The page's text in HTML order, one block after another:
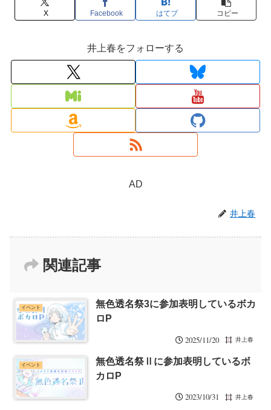
X Facebook はてブ コピー
井上春をフォローする
AD
井上春
関連記事
イベント
無色透名祭3に参加表明しているボカ
ロP
2025/11/20 井上春
イベント
無色透名祭Ⅱに参加表明しているボ
カロP
2023/10/31 井上春